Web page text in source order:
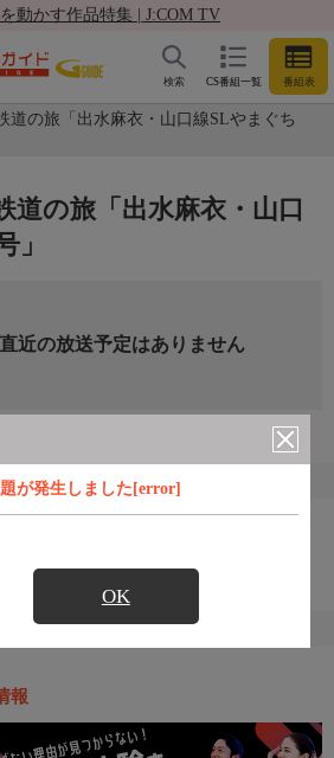
動かす作品特集 | J:COM TV
CS番組一覧 番組表
検索
道の旅「出水麻衣・山口線SLやまぐち
が発生しました[error]
OK
道の旅「出水麻衣・山口
」
直近の放送予定はありません
め番組
報